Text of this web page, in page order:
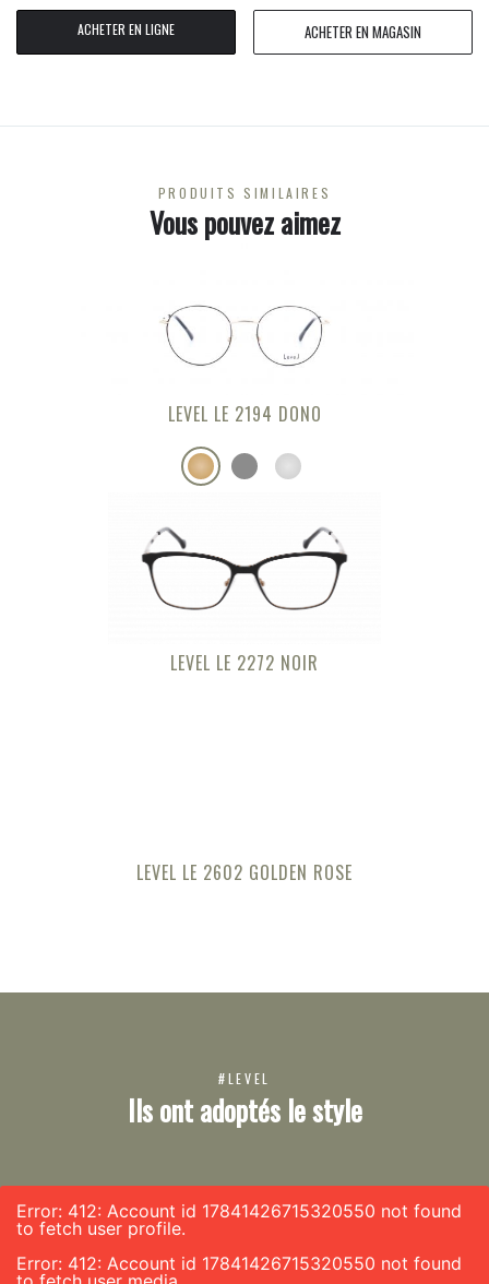
ACHETER EN LIGNE ACHETER EN MAGASIN
PRODUITS SIMILAIRES
Vous pouvez aimez
LEVEL LE 2194 DONO
LEVEL LE 2272 NOIR
LEVEL LE 2602 GOLDEN ROSE
#LEVEL
Ils ont adoptés le style
Error: 412: Account id 17841426715320550 not found
to fetch user profile.
Error: 412: Account id 17841426715320550 not found